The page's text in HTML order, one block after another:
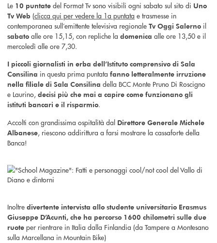
Le 10 puntate del Format Tv sono visibili ogni sabato sul sito di Uno
Tv Web (clicca qui per vedere la 1a puntata e trasmesse in
contemporanea sull’emittente televisiva regionale Tv Oggi Salerno il
sabato alle ore 15,15, con repliche la domenica alle ore 13,50 e il
mercoledì alle ore 7,30.
I piccoli giornalisti in erba dell’Istituto comprensivo di Sala
Consilina in questa prima puntata fanno letteralmente irruzione
nella filiale di Sala Consilina della BCC Monte Pruno Di Roscigno
e Laurino, decisi più che mai a capire come funzionano gli
istituti bancari e il risparmio.
Accolti con grandissima ospitalità dal Direttore Generale Michele
Albanese, riescono addirittura a farsi mostrare la cassaforte della
Banca!
Inoltre divertente intervista allo studente universitario Erasmus
Giuseppe D’Acunti, che ha percorso 1600 chilometri sulle due
ruote per rientrare in Italia dalla Finlandia (da Tampere a Montesano
sulla Marcellana in Mountain Bike)